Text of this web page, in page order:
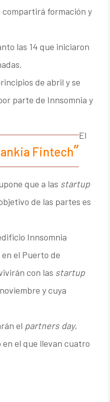
formación y
las 14 que iniciaron
de abril y se
parte de Innsomnia y
Fintech
El
que a las startup
de las partes es
Innsomnia
el Puerto de
con las startup
y cuya
el partners day,
el que llevan cuatro